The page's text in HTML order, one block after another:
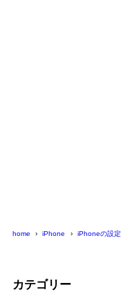
home iPhone iPhoneの設定
カテゴリー